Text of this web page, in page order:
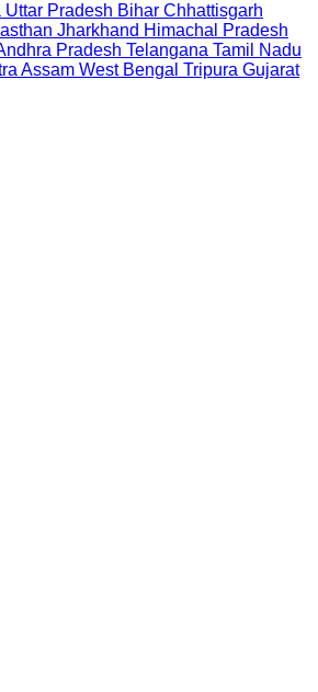
Uttar Pradesh Bihar Chhattisgarh
Jharkhand Himachal Pradesh
Pradesh Telangana Tamil Nadu
Assam West Bengal Tripura Gujarat